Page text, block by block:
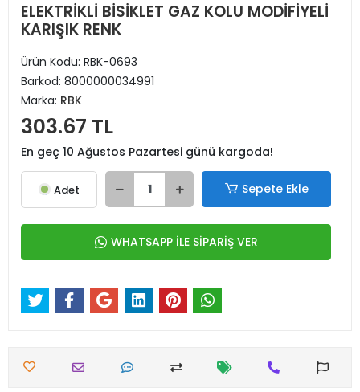
ELEKTRİKLİ BİSİKLET GAZ KOLU MODİFİYELİ
KARIŞIK RENK
Ürün Kodu: RBK-0693
Barkod: 8000000034991
Marka: RBK
303.67 TL
En geç 10 Ağustos Pazartesi günü kargoda!
Adet Sepete Ekle
WHATSAPP İLE SİPARİŞ VER